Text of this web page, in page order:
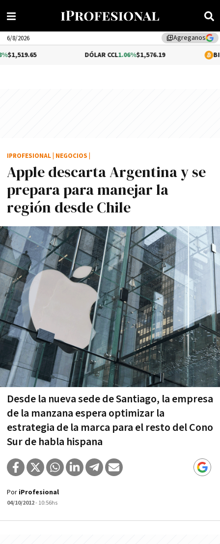
library_addAgreganos
6/8/2026
1.06%$1,576.19 0.2%
Apple descarta Argentina y se
prepara para manejar la
región desde Chile
Desde la nueva sede de Santiago, la empresa
de la manzana espera optimizar la
estrategia de la marca para el resto del Cono
Sur de habla hispana
IPROFESIONAL NEGOCIOS
Por iProfesional
04/10/2012- 10:56hs